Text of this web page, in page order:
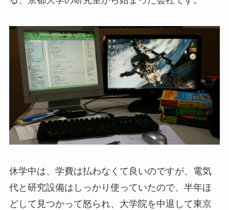
休学中は、学費は払わなくて良いのですが、電気
代と研究設備はしっかり使っていたので、半年ほ
どして見つかって怒られ、大学院を中退して東京